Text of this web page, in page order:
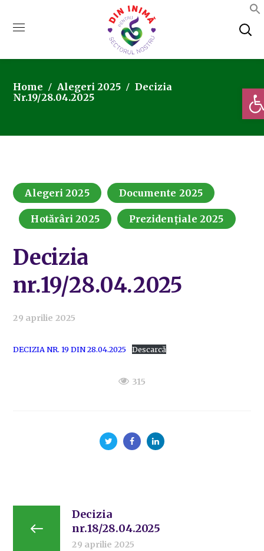
Home Alegeri 2025
Decizia
Nr.19/28.04.2025
Alegeri 2025 Documente 2025
Hotărâri 2025 Prezidențiale 2025
Decizia
nr.19/28.04.2025
29 aprilie 2025
DECIZIA NR. 19 DIN 28.04.2025 Descarcă
315
Decizia
nr.18/28.04.2025
29 aprilie 2025